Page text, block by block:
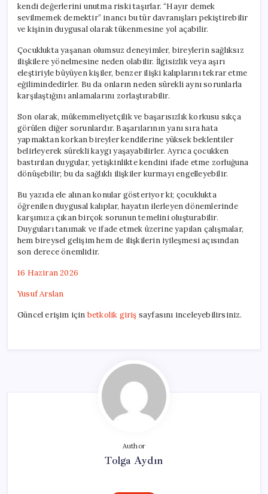
kendi değerlerini unutma riski taşırlar. “Hayır demek
sevilmemek demektir” inancı bu tür davranışları pekiştirebilir
ve kişinin duygusal olarak tükenmesine yol açabilir.
Çocuklukta yaşanan olumsuz deneyimler, bireylerin sağlıksız
ilişkilere yönelmesine neden olabilir. İlgisizlik veya aşırı
eleştiriyle büyüyen kişiler, benzer ilişki kalıplarını tekrar etme
eğilimindedirler. Bu da onların neden sürekli aynı sorunlarla
karşılaştığını anlamalarını zorlaştırabilir.
Son olarak, mükemmeliyetçilik ve başarısızlık korkusu sıkça
görülen diğer sorunlardır. Başarılarının yanı sıra hata
yapmaktan korkan bireyler kendilerine yüksek beklentiler
belirleyerek sürekli kaygı yaşayabilirler. Ayrıca çocukken
bastırılan duygular, yetişkinlikte kendini ifade etme zorluğuna
dönüşebilir; bu da sağlıklı ilişkiler kurmayı engelleyebilir.
Bu yazıda ele alınan konular gösteriyor ki; çocuklukta
öğrenilen duygusal kalıplar, hayatın ilerleyen dönemlerinde
karşımıza çıkan birçok sorunun temelini oluşturabilir.
Duyguları tanımak ve ifade etmek üzerine yapılan çalışmalar,
hem bireysel gelişim hem de ilişkilerin iyileşmesi açısından
son derece önemlidir.
16 Haziran 2026
Yusuf Arslan
Güncel erişim için betkolik giriş sayfasını inceleyebilirsiniz.
Author
Tolga Aydın